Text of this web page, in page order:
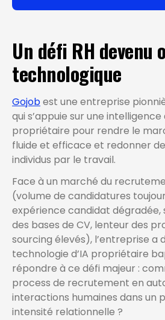
Un défi RH
technologique
Gojobest une entreprise
qui s’appuie sur une
propriétaire pour rendre le
fluide et efficace et redonner
individus par le travail.
Face à un marché du
(volume de candidatures
expérience candidat
des bases de CV, lenteur des
sourcing élevés), l’entreprise a
technologie d’IA propriétaire
répondre à ce défi majeur :
process de recrutement en
interactions humaines dans un
intensité relationnelle ?